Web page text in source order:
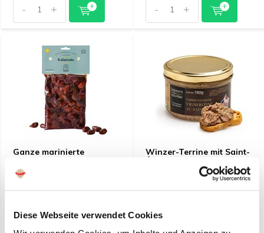
Diese Webseite verwendet Cookies
- + - +
Ganze marinierte
vakuumverpackt 250 g
(pro 12 Stück)
Winzer-Terrine mit Saint-
Émilion (pro 6 Stück)